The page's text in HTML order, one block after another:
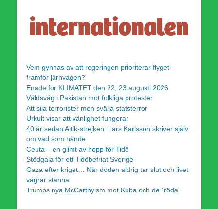
Vem gynnas av att regeringen prioriterar flyget
framför järnvägen?
Enade för KLIMATET den 22, 23 augusti 2026
Våldsvåg i Pakistan mot folkliga protester
Att sila terrorister men svälja statsterror
Urkult visar att vänlighet fungerar
40 år sedan Aitik-strejken: Lars Karlsson skriver själv
om vad som hände
Ceuta – en glimt av hopp för Tidö
Stödgala för ett Tidöbefriat Sverige
Gaza efter kriget… När döden aldrig tar slut och livet
vägrar stanna
Trumps nya McCarthyism mot Kuba och de ”röda”